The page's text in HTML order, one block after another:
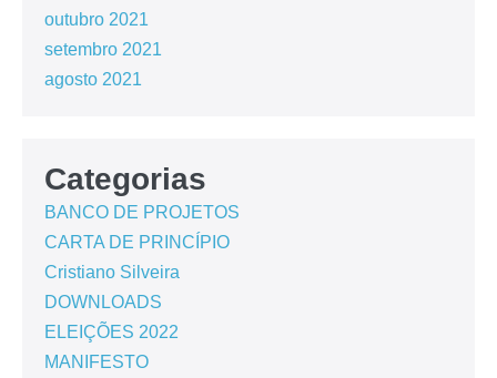
outubro 2021
setembro 2021
agosto 2021
Categorias
BANCO DE PROJETOS
CARTA DE PRINCÍPIO
Cristiano Silveira
DOWNLOADS
ELEIÇÕES 2022
MANIFESTO